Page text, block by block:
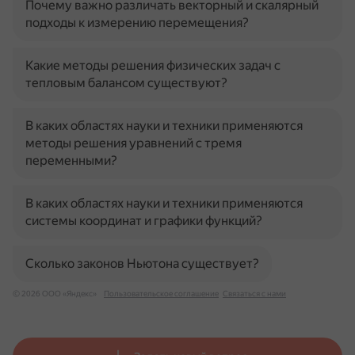
Почему важно различать векторный и скалярный
подходы к измерению перемещения?
Какие методы решения физических задач с
тепловым балансом существуют?
В каких областях науки и техники применяются
методы решения уравнений с тремя
переменными?
В каких областях науки и техники применяются
системы координат и графики функций?
Сколько законов Ньютона существует?
© 2026 ООО «Яндекс» Пользовательское соглашение Связаться с нами